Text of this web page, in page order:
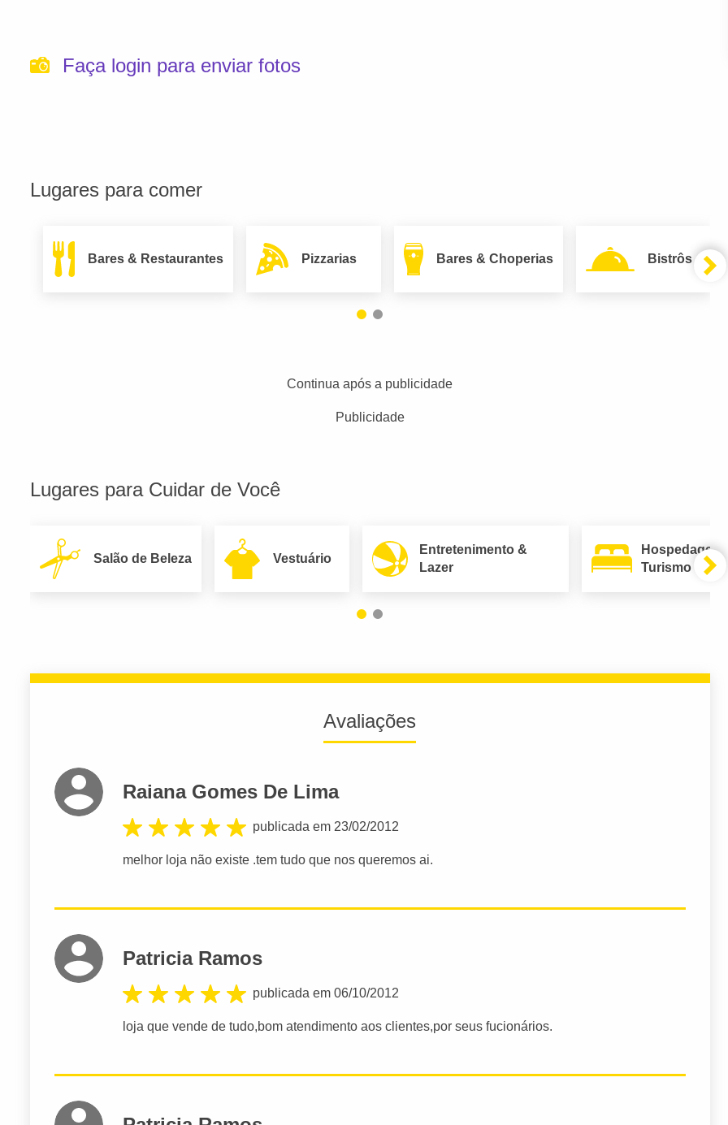
Faça login para enviar fotos
Lugares para comer
Bares & Restaurantes Pizzarias Bares & Choperias Bistrôs
Continua após a publicidade
Publicidade
Lugares para Cuidar de Você
Salão de Beleza Vestuário
Entretenimento &
Lazer
Hospedagem
Turismo
Avaliações
Raiana Gomes De Lima
publicada em 23/02/2012
melhor loja não existe .tem tudo que nos queremos ai.
Patricia Ramos
publicada em 06/10/2012
loja que vende de tudo,bom atendimento aos clientes,por seus fucionários.